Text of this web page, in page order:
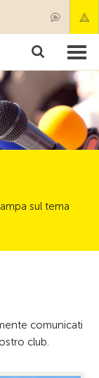
Diventare socio
sul tema
comunicati
club.